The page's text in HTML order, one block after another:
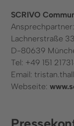
SCRIVO
Lachnerstraße 33
D-80639
Tel: +49 151
Email:
Webseite: